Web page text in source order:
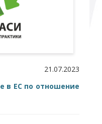
21.07.2023
в ЕС по отношение